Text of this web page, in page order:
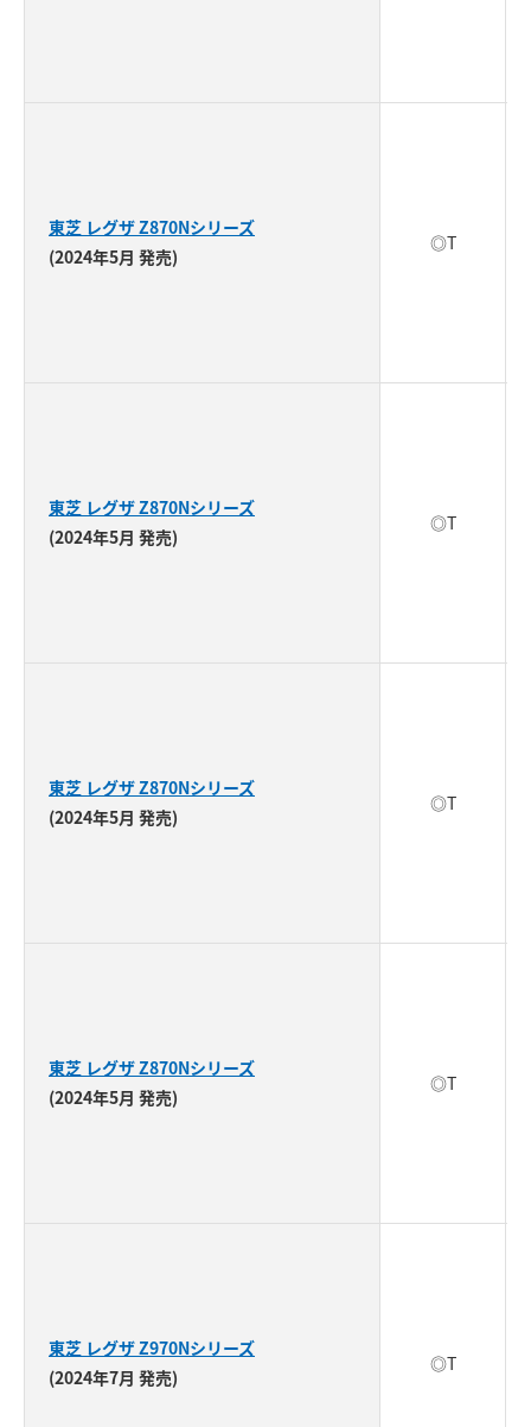
東芝 レグザ Z870Nシリーズ
(2024年5月 発売)
◎T
東芝 レグザ Z870Nシリーズ
(2024年5月 発売)
◎T
東芝 レグザ Z870Nシリーズ
(2024年5月 発売)
◎T
東芝 レグザ Z870Nシリーズ
(2024年5月 発売)
◎T
東芝 レグザ Z970Nシリーズ
(2024年7月 発売)
◎T